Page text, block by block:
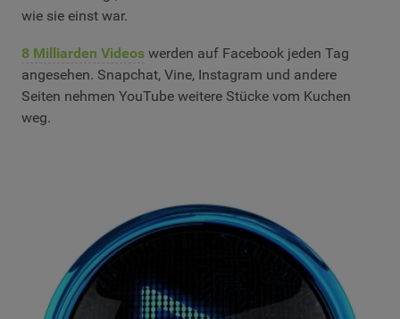
wie sie einst war.
8 Milliarden Videos werden auf Facebook jeden Tag
angesehen. Snapchat, Vine, Instagram und andere
Seiten nehmen YouTube weitere Stücke vom Kuchen
weg.